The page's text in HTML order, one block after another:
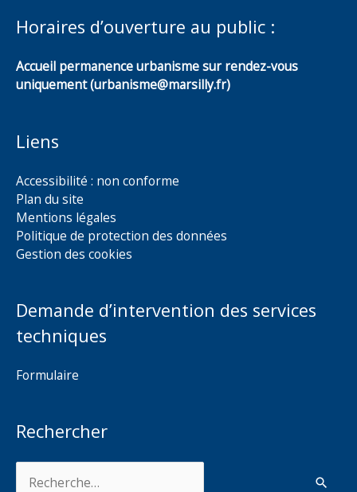
Horaires d’ouverture au public :
Accueil permanence urbanisme sur rendez-vous
uniquement (urbanisme@marsilly.fr)
Liens
Accessibilité : non conforme
Plan du site
Mentions légales
Politique de protection des données
Gestion des cookies
Demande d’intervention des services
techniques
Formulaire
Rechercher